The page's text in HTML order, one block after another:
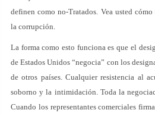
definen como no-Tratados. Vea usted cómo
la corrupción.
La forma como esto funciona es que el
de Estados Unidos “negocia” con los
de otros países. Cualquier resistencia al
soborno y la intimidación. Toda la
Cuando los representantes comerciales